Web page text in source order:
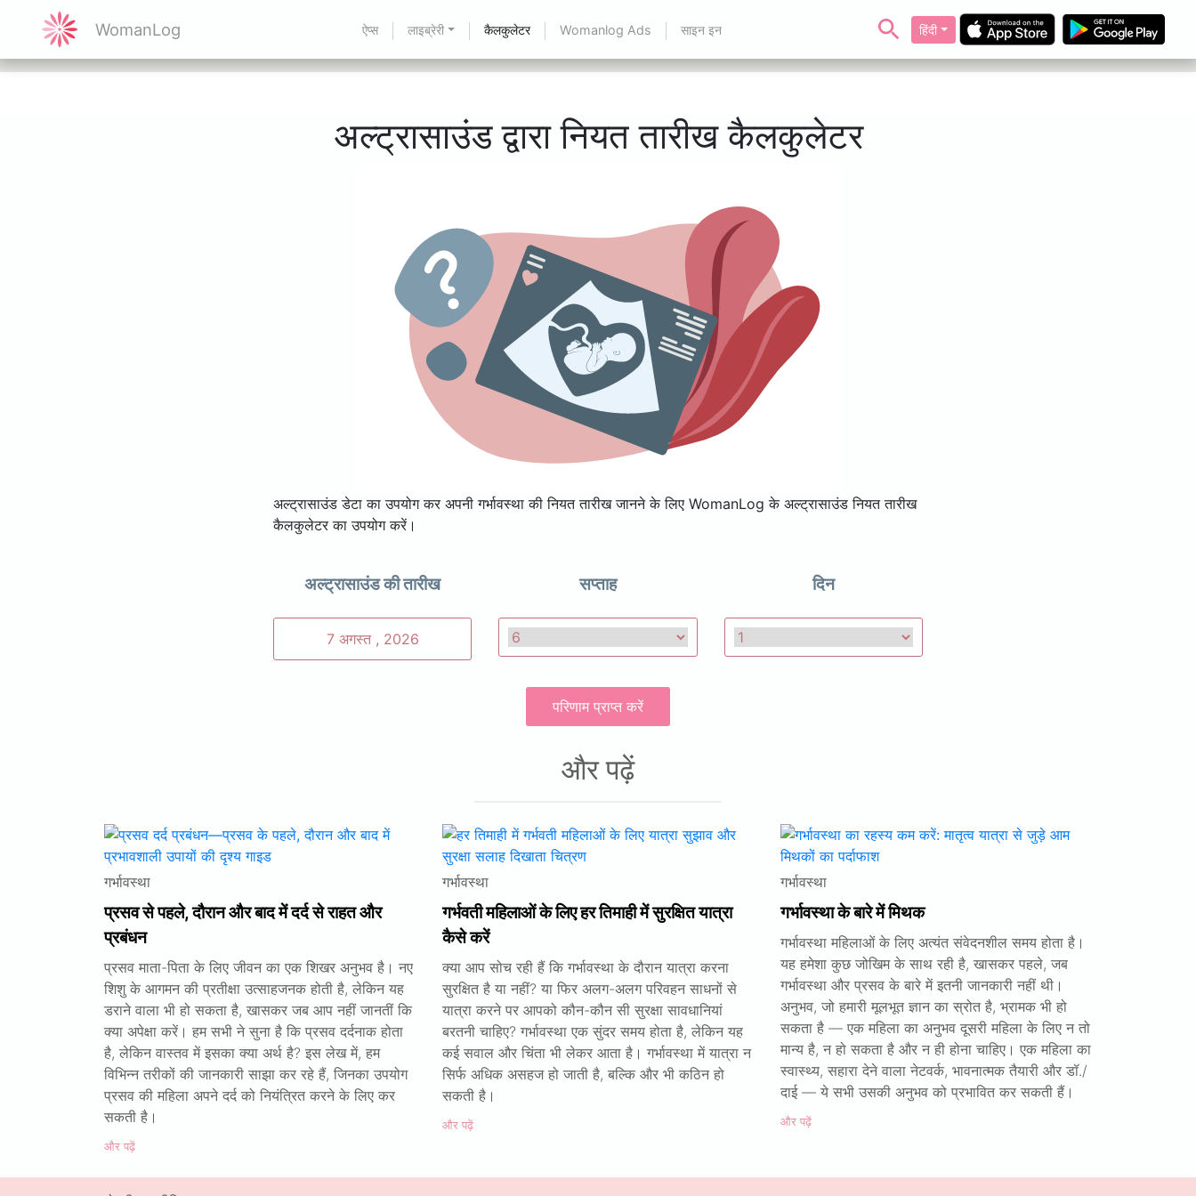
WomanLog ऐप्स लाइब्रेरी कैलकुलेटर Womanlog Ads साइन इन हिंदी
अल्ट्रासाउंड द्वारा नियत तारीख कैलकुलेटर
अल्ट्रासाउंड डेटा का उपयोग कर अपनी गर्भावस्था की नियत तारीख जानने के लिए WomanLog के अल्ट्रासाउंड नियत तारीख
कैलकुलेटर का उपयोग करें।
अल्ट्रासाउंड की तारीख सप्ताह दिन
परिणाम प्राप्त करें
और पढ़ें
गर्भावस्था
प्रसव से पहले, दौरान और बाद में दर्द से राहत और
प्रबंधन
प्रसव माता-पिता के लिए जीवन का एक शिखर अनुभव है। नए
शिशु के आगमन की प्रतीक्षा उत्साहजनक होती है, लेकिन यह
डराने वाला भी हो सकता है, खासकर जब आप नहीं जानतीं कि
क्या अपेक्षा करें। हम सभी ने सुना है कि प्रसव दर्दनाक होता
है, लेकिन वास्तव में इसका क्या अर्थ है? इस लेख में, हम
विभिन्न तरीकों की जानकारी साझा कर रहे हैं, जिनका उपयोग
प्रसव की महिला अपने दर्द को नियंत्रित करने के लिए कर
सकती है।
और पढ़ें
गर्भावस्था
गर्भवती महिलाओं के लिए हर तिमाही में सुरक्षित यात्रा
कैसे करें
क्या आप सोच रही हैं कि गर्भावस्था के दौरान यात्रा करना
सुरक्षित है या नहीं? या फिर अलग-अलग परिवहन साधनों से
यात्रा करने पर आपको कौन-कौन सी सुरक्षा सावधानियां
बरतनी चाहिए? गर्भावस्था एक सुंदर समय होता है, लेकिन यह
कई सवाल और चिंता भी लेकर आता है। गर्भावस्था में यात्रा न
सिर्फ अधिक असहज हो जाती है, बल्कि और भी कठिन हो
सकती है।
और पढ़ें
गर्भावस्था
गर्भावस्था के बारे में मिथक
गर्भावस्था महिलाओं के लिए अत्यंत संवेदनशील समय होता है।
यह हमेशा कुछ जोखिम के साथ रही है, खासकर पहले, जब
गर्भावस्था और प्रसव के बारे में इतनी जानकारी नहीं थी।
अनुभव, जो हमारी मूलभूत ज्ञान का स्रोत है, भ्रामक भी हो
सकता है — एक महिला का अनुभव दूसरी महिला के लिए न तो
मान्य है, न हो सकता है और न ही होना चाहिए। एक महिला का
स्वास्थ्य, सहारा देने वाला नेटवर्क, भावनात्मक तैयारी और डॉ./
दाई — ये सभी उसकी अनुभव को प्रभावित कर सकती हैं।
और पढ़ें